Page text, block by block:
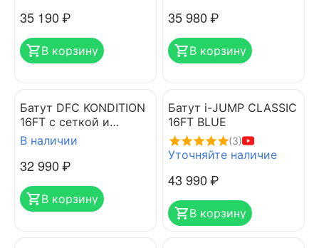
35 190₽
В корзину
35 980₽
В корзину
Батут DFC KONDITION
16FT с сеткой и
лестницей
В наличии
32 990₽
В корзину
Батут i-JUMP CLASSIC
16FT BLUE
(3)
Уточняйте наличие
43 990₽
В корзину